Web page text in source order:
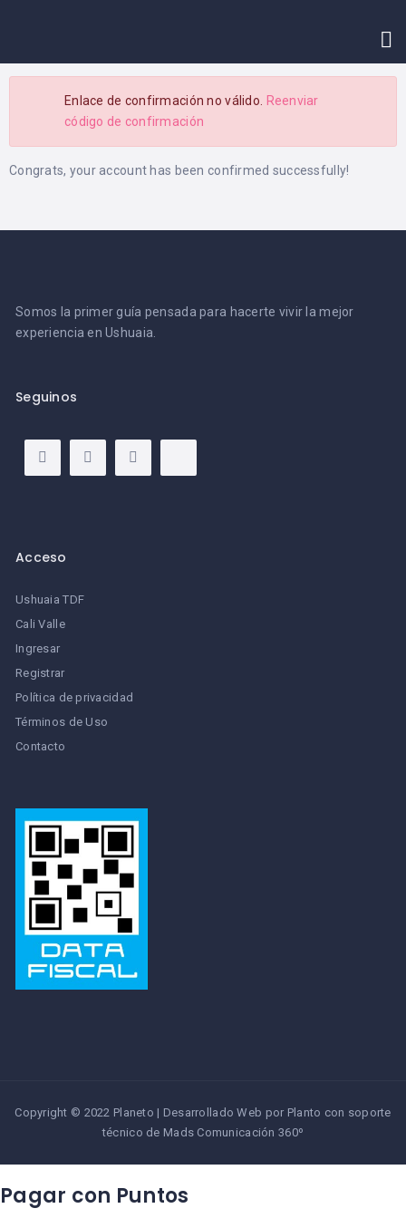
CONTACTO
Enlace de confirmación no válido.
Reenviar
código de confirmación
Congrats, your account has been confirmed successfully!
Somos la primer guía pensada para hacerte vivir la mejor
experiencia en Ushuaia.
Seguinos
Acceso
Ushuaia TDF
Cali Valle
Ingresar
Registrar
Política de privacidad
Términos de Uso
Contacto
Copyright © 2022 Planeto | Desarrollado Web por Planto con soporte
técnico de Mads Comunicación 360º
Pagar con Puntos